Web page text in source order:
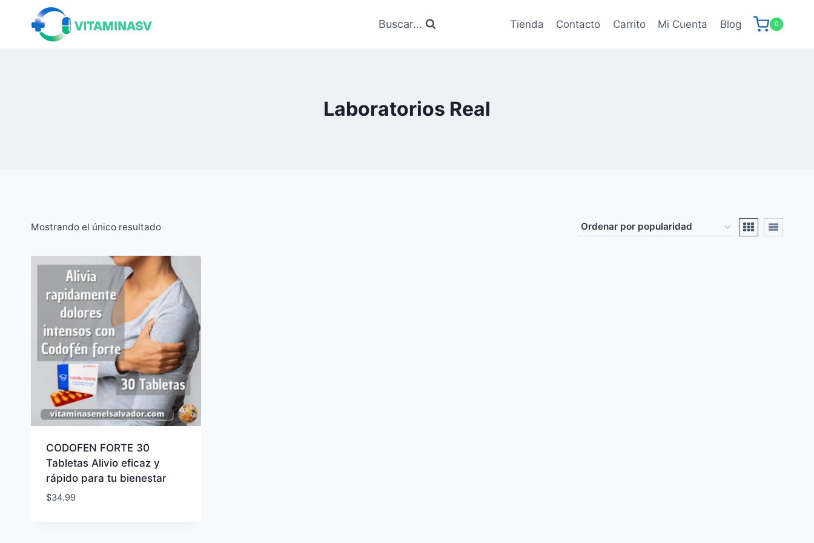
contenido
Buscar... Tienda Contacto Carrito Mi Cuenta Blog 0
Laboratorios Real
Mostrando el único resultado
CODOFEN FORTE 30
Tabletas Alivio eficaz y
rápido para tu bienestar
$34.99